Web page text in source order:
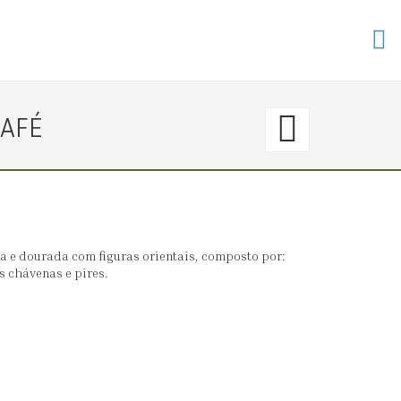
〈€
e dourada com figuras orientais, composto por:
chávenas e pires.